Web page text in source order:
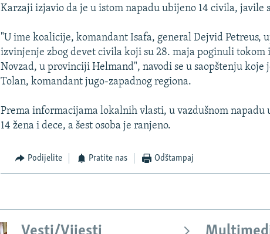
Karzaji izjavio da je u istom napadu ubijeno 14 civila, javile
"U ime koalicije, komandant Isafa, general Dejvid Petreus,
izvinjenje zbog devet civila koji su 28. maja poginuli
Novzad, u provinciji Helmand", navodi se u saopštenju koje
Tolan, komandant jugo-zapadnog regiona.
Prema informacijama lokalnih vlasti, u vazdušnom napadu
14 žena i dece, a šest osoba je ranjeno.
Podijelite Pratite nas Odštampaj